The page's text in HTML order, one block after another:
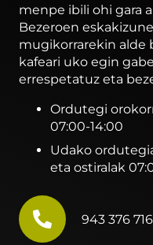
menpe ibili ohi gara
Bezeroen
mugikorrarekin alde
kafeari uko egin
errespetatuz eta
Ordutegi
07:00-14:00
Udako
eta ostiralak
943 376 716